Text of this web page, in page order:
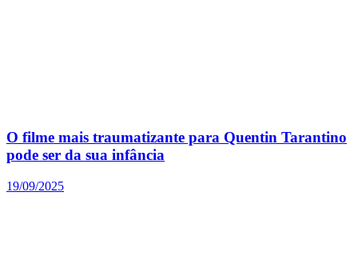
O filme mais traumatizante para Quentin Tarantino
pode ser da sua infância
19/09/2025